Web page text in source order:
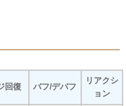
回復 バフ/デバフ
リアクシ
ョン